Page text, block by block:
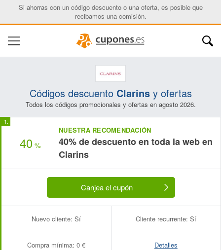
Si ahorras con un código descuento o una oferta, es posible que
recibamos una comisión.
Códigos descuento Clarinsy ofertas
Todos los códigos promocionales y ofertas en agosto 2026.
40 %
NUESTRA RECOMENDACIÓN
40% de descuento en toda la web en
Clarins
Canjea el cupón
Nuevo cliente: Sí Cliente recurrente: Sí
Compra mínima: 0 € Detalles